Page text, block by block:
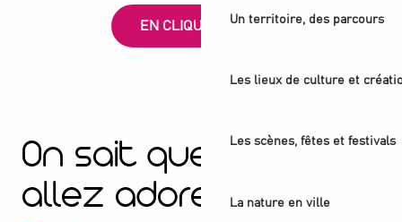
Un territoire, des parcours
Les lieux de culture et
Les scènes, fêtes et festivals
La nature en ville
EN CLIQUANT ICI
On sait que vous
allez adorer